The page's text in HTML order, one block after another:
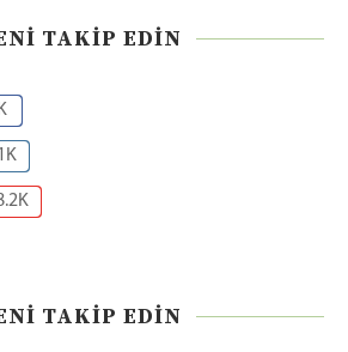
TAKIP EDIN
TAKIP EDIN